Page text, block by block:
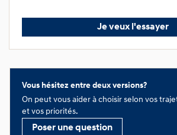
Je veux l'essayer
Vous hésitez entre deux versions?
On peut vous aider à choisir selon vos
et vos priorités.
Poser une question